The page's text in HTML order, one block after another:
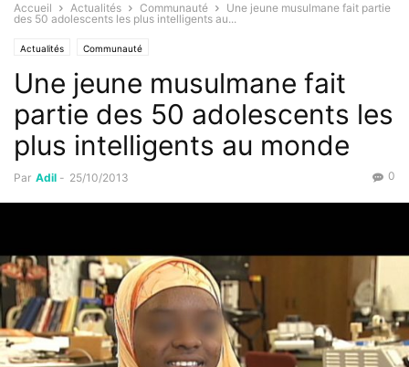
Accueil Actualités Communauté
Une jeune musulmane fait partie
des 50 adolescents les plus intelligents au...
Actualités Communauté
Une jeune musulmane fait
partie des 50 adolescents les
plus intelligents au monde
Par Adil - 25/10/2013 0